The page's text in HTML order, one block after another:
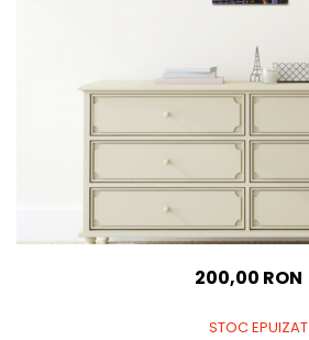
Stickere Perete Pentru Camera
Stickere Pentru Bucatarie
Stickere pentru Usi
Stickere pentru Scari
Stickere pentru Podea
200,00 RON
STOC EPUIZAT